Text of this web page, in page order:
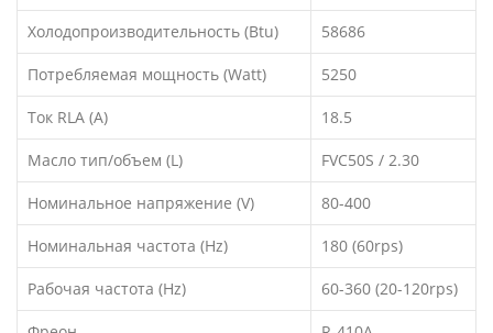
Холодопроизводительность (Btu) 58686
Потребляемая мощность (Watt) 5250
Ток RLA (A) 18.5
Масло тип/объем (L) FVC50S / 2.30
Номинальное напряжение (V) 80-400
Номинальная частота (Hz) 180 (60rps)
Рабочая частота (Hz) 60-360 (20-120rps)